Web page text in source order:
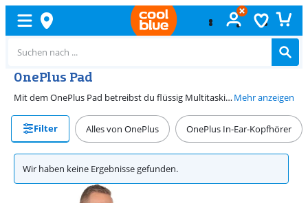
OnePlus Pad
Mit dem OnePlus Pad betreibst du flüssig Multitaskings und siehst dir bequem Filme und Serien an. Auf dem mittelgroßen 11,6-Zoll-Display lassen sich E-Mails schreiben, Dokumente oder eine Serie ansehen. Entscheide dich für ein Set mit Backcover, um die Vorder- und Rückseite deines OnePlus Tablets zu schützen. Mit dem integrierten Ständer stellst du das Tablet aufrecht hin. So brauchst du es nicht immer festzuhalten. Mit dem OnePlus Pad Pencil navigierst du bequem auf dem Tablet und machst dir genaue Notizen.Mehr anzeigen
Filter Alles von OnePlus OnePlus In-Ear-Kopfhörer
Wir haben keine Ergebnisse gefunden.